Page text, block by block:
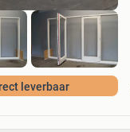
leverbaar